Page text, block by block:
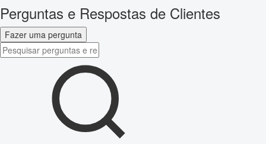
Perguntas e Respostas de Clientes
Fazer uma pergunta